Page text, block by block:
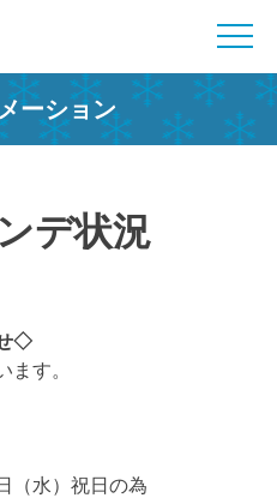
ーション
デ状況
◇
ます。
（水）祝日の為